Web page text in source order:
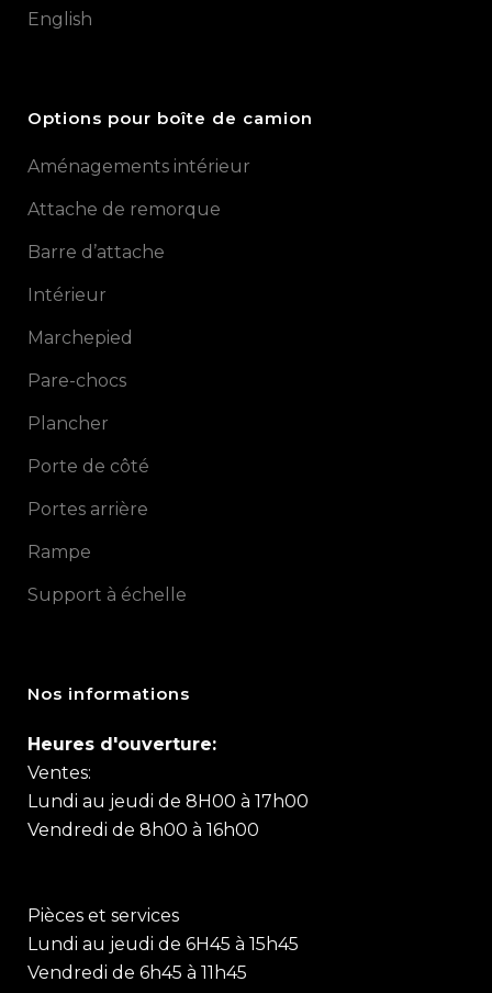
English
Options pour boîte de camion
Aménagements intérieur
Attache de remorque
Barre d’attache
Intérieur
Marchepied
Pare-chocs
Plancher
Porte de côté
Portes arrière
Rampe
Support à échelle
Nos informations
Heures d'ouverture:
Ventes:
Lundi au jeudi de 8H00 à 17h00
Vendredi de 8h00 à 16h00
Pièces et services
Lundi au jeudi de 6H45 à 15h45
Vendredi de 6h45 à 11h45